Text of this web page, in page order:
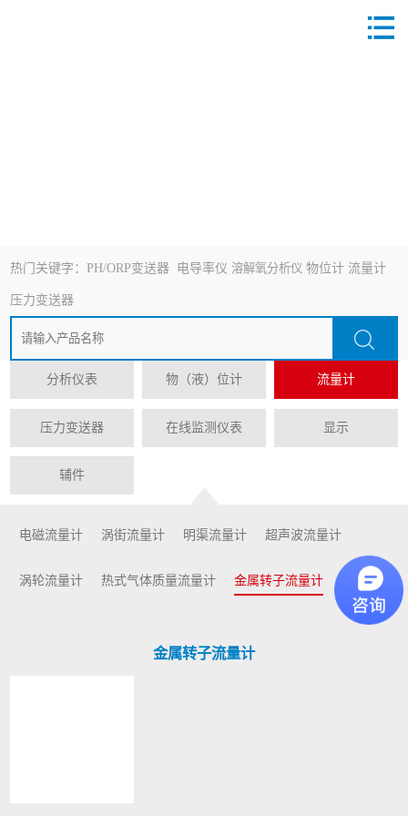
热门关键字：PH/ORP变送器 电导率仪 溶解氧分析仪 物位计 流量计
压力变送器
分析仪表 物（液）位计 流量计
压力变送器 在线监测仪表 显示
辅件
电磁流量计 涡街流量计 明渠流量计 超声波流量计
涡轮流量计 热式气体质量流量计 金属转子流量计
金属转子流量计